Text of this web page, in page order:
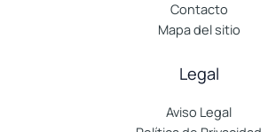
Contacto
Mapa del sitio
Legal
Aviso Legal